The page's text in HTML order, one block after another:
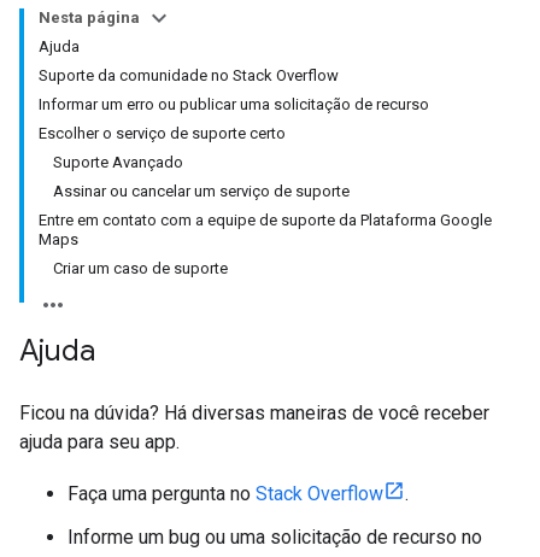
Nesta página
Ajuda
Suporte da comunidade no Stack Overflow
Informar um erro ou publicar uma solicitação de recurso
Escolher o serviço de suporte certo
Suporte Avançado
Assinar ou cancelar um serviço de suporte
Entre em contato com a equipe de suporte da Plataforma Google
Maps
Criar um caso de suporte
Ajuda
Ficou na dúvida? Há diversas maneiras de você receber
ajuda para seu app.
Faça uma pergunta no Stack Overflow
.
Informe um bug ou uma solicitação de recurso no